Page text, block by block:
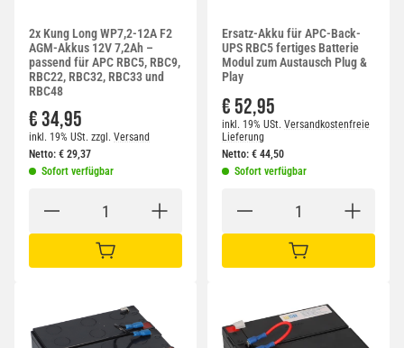
2x Kung Long WP7,2-12A F2
AGM-Akkus 12V 7,2Ah –
passend für APC RBC5, RBC9,
RBC22, RBC32, RBC33 und
RBC48
€ 34,95
inkl. 19% USt. zzgl. Versand
Netto: € 29,37
Sofort verfügbar
IN DEN WARENKORB
Ersatz-Akku für APC-Back-
UPS RBC5 fertiges Batterie
Modul zum Austausch Plug &
Play
€ 52,95
inkl. 19% USt. Versandkostenfreie
Lieferung
Netto: € 44,50
Sofort verfügbar
IN DEN WARENKORB